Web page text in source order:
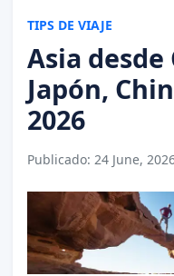
TIPS DE VIAJE
Asia
Japón,
2026
Publicado: 24 June,